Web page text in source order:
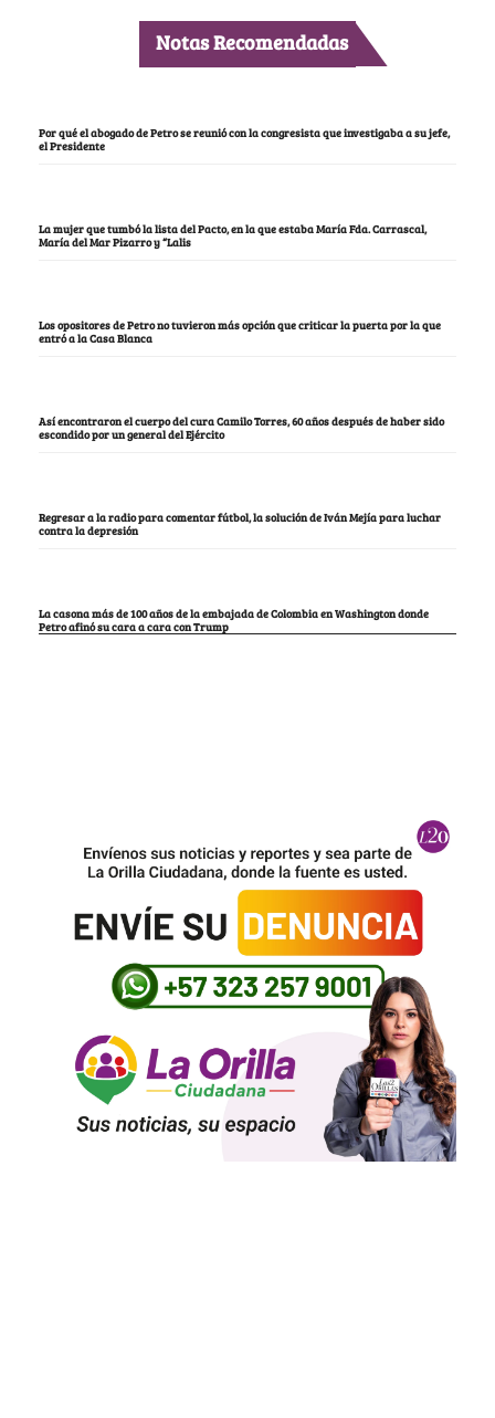
Notas Recomendadas
Por qué el abogado de Petro se reunió con la congresista que investigaba a su jefe,
el Presidente
La mujer que tumbó la lista del Pacto, en la que estaba María Fda. Carrascal,
María del Mar Pizarro y “Lalis
Los opositores de Petro no tuvieron más opción que criticar la puerta por la que
entró a la Casa Blanca
Así encontraron el cuerpo del cura Camilo Torres, 60 años después de haber sido
escondido por un general del Ejército
Regresar a la radio para comentar fútbol, la solución de Iván Mejía para luchar
contra la depresión
La casona más de 100 años de la embajada de Colombia en Washington donde
Petro afinó su cara a cara con Trump